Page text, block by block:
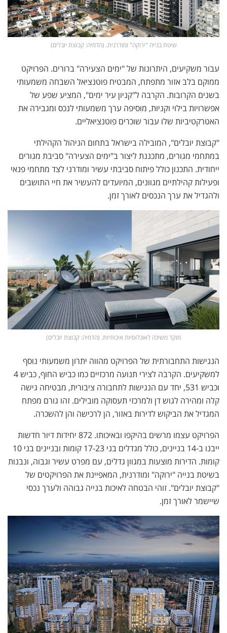
שיטת בנייה "ירוקה" ומודרנית. (הדמיה: קבוצת יובלים)
עבור משקיעים, היתרונות של "ימים הצעירה" ברורים. הפרויקט
ממוקם בלב אזור מתפתח, המבטיח פוטנציאל השבחה משמעותי
בשנים הקרובות. הקרבה ל"קניון עיר ימים", המציע שפע של
אפשרויות בילוי וקניות, מוסיפה ערך משמעותי לנכס ומגבירה את
האטרקטיביות שלו עבור שוכרים פוטנציאליים.
"קבוצת יובלים", המובילה בישראל בתחום הניהול הקהילתי
במתחמי מגורים, מתכננת ליצור ב"ימים הצעירה" סביבת מגורים
ייחודית. התכנון כולל פיתוח סביבתי עשיר ומודרני לצד מתחמי פנאי
ופעילות קהילתיים מגוונים, המיועדים להעשיר את חיי התושבים
ולהגדיל את ערך הנכסים לאורך זמן.
מוקד משיכה לאוכלוסיות איכותיות. (הדמיה: קבוצת יובלים)
הנגישות התחבורתית של הפרויקט מהווה יתרון משמעותי נוסף
למשקיעים. הקרבה לצירי תנועה מרכזיים כמו כביש החוף, כביש 4
וכביש 531, יחד עם הנגישות לתחבורה ציבורית, מבטיחה גישה
קלה ומהירה לגוש דן ולמרכזי תעסוקה מובילים. זהו גורם מפתח
המגדיל את הביקוש לדירות באזור, הן לרכישה והן להשכרה.
הפרויקט עצמו מרשים בהיקפו ובאיכותו. 872 יחידות דיור חדשות
ייבנו ב-14 בניינים, כולל מגדלים בני 17-23 קומות ובניינים בני 10
קומות. הדירות מוצעות במגוון גדלים, עם מפרט עשיר וגבוה, ונבנות
בשיטת בנייה "ירוקה" ומודרנית, המאפיינת את הפרויקטים של
"קבוצת יובלים". זוהי הבטחה לאיכות בנייה גבוהה ולערך נכסי
שיישמר לאורך זמן.